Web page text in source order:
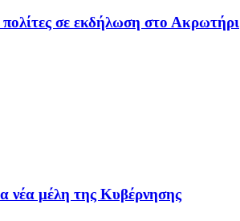
σε εκδήλωση στο Ακρωτήρι
νέα μέλη της Κυβέρνησης